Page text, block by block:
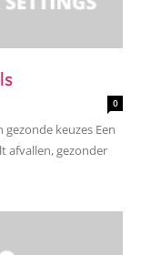
0
keuzes Een
afvallen, gezonder